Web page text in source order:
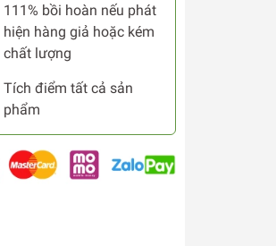
111% bồi hoàn nếu phát
hiện hàng giả hoặc kém
chất lượng
Tích điểm tất cả sản
phẩm